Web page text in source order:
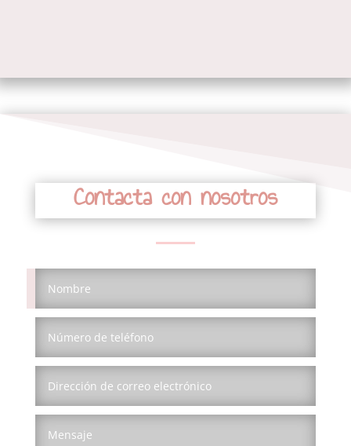
Contacta con nosotros